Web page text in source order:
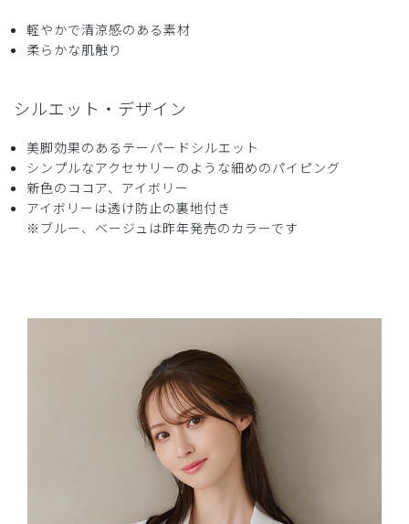
軽やかで清涼感のある素材
柔らかな肌触り
シルエット・デザイン
美脚効果のあるテーパードシルエット
シンプルなアクセサリーのような細めのパイピング
新色のココア、アイボリー
アイボリーは透け防止の裏地付き
※ブルー、ベージュは昨年発売のカラーです